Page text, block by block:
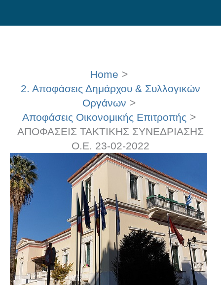
to
Home
2. Αποφάσεις Δημάρχου & Συλλογικών
Οργάνων
Αποφάσεις Οικονομικής Επιτροπής
ΑΠΟΦΑΣΕΙΣ ΤΑΚΤΙΚΗΣ ΣΥΝΕΔΡΙΑΣΗΣ
Ο.Ε. 23-02-2022